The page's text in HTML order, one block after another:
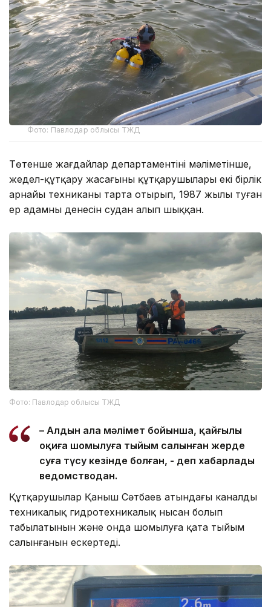
Фото: Павлодар облысы ТЖД
Төтенше жағдайлар департаментінің мәліметінше,
жедел-құтқару жасағының құтқарушылары екі бірлік
арнайы техниканы тарта отырып, 1987 жылы туған
ер адамның денесін судан алып шыққан.
Фото: Павлодар облысы ТЖД
– Алдын ала мәлімет бойынша, қайғылы
оқиға шомылуға тыйым салынған жерде
суға түсу кезінде болған, - деп хабарлады
ведомстводан.
Құтқарушылар Қаныш Сәтбаев атындағы каналдың
техникалық гидротехникалық нысан болып
табылатынын және онда шомылуға қатаң тыйым
салынғанын ескертеді.